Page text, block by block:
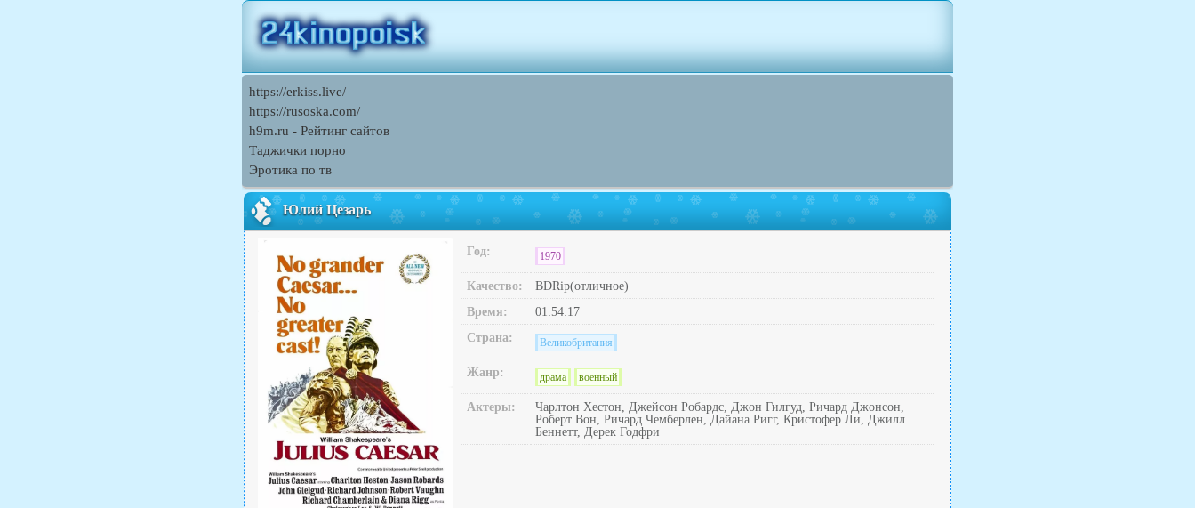
https://erkiss.live/
https://rusoska.com/
h9m.ru - Рейтинг сайтов
Таджички порно
Эротика по тв
Юлий Цезарь
Год: 1970
Качество:
BDRip(отличное)
Время:
01:54:17
Страна:
Великобритания
Жанр: драма военный
Актеры:
Чарлтон Хестон, Джейсон Робардс, Джон Гилгуд, Ричард Джонсон,
Роберт Вон, Ричард Чемберлен, Дайана Ригг, Кристофер Ли, Джилл
Беннетт, Дерек Годфри